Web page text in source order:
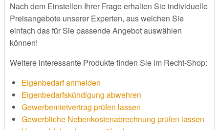
Nach dem Einstellen Ihrer Frage erhalten Sie individuelle
Preisangebote unserer Experten, aus welchen Sie
einfach das für Sie passende Angebot auswählen
können!
Weitere interessante Produkte finden Sie im Recht-Shop:
Eigenbedarf anmelden
Eigenbedarfskündigung abwehren
Gewerbemietvertrag prüfen lassen
Gewerbliche Nebenkostenabrechnung prüfen lassen